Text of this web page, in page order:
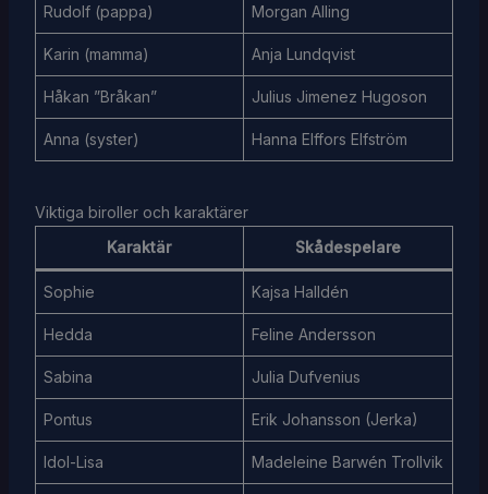
Rudolf (pappa) Morgan Alling
Karin (mamma) Anja Lundqvist
Håkan ”Bråkan” Julius Jimenez Hugoson
Anna (syster) Hanna Elffors Elfström
Viktiga biroller och karaktärer
Karaktär
Skådespelare
Sophie Kajsa Halldén
Hedda Feline Andersson
Sabina Julia Dufvenius
Pontus Erik Johansson (Jerka)
Idol-Lisa Madeleine Barwén Trollvik